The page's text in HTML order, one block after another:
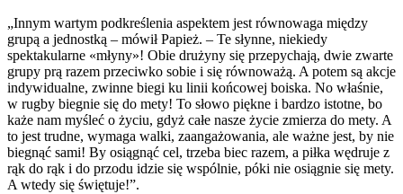
„Innym wartym podkreślenia aspektem jest równowaga między
grupą a jednostką – mówił Papież. – Te słynne, niekiedy
spektakularne «młyny»! Obie drużyny się przepychają, dwie zwarte
grupy prą razem przeciwko sobie i się równoważą. A potem są akcje
indywidualne, zwinne biegi ku linii końcowej boiska. No właśnie,
w rugby biegnie się do mety! To słowo piękne i bardzo istotne, bo
każe nam myśleć o życiu, gdyż całe nasze życie zmierza do mety. A
to jest trudne, wymaga walki, zaangażowania, ale ważne jest, by nie
biegnąć sami! By osiągnąć cel, trzeba biec razem, a piłka wędruje z
rąk do rąk i do przodu idzie się wspólnie, póki nie osiągnie się mety.
A wtedy się świętuje!”.